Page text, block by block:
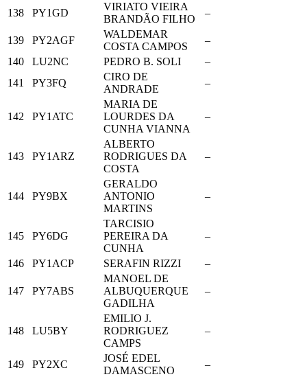
138 PY1GD
VIRIATO VIEIRA
BRANDÃO FILHO
–
139 PY2AGF
WALDEMAR
COSTA CAMPOS
–
140
LU2NC PEDRO B. SOLI
–
141
PY3FQ
CIRO DE
ANDRADE
–
142 PY1ATC
MARIA DE
LOURDES DA
CUNHA VIANNA
–
143 PY1ARZ
ALBERTO
RODRIGUES DA
COSTA
–
144 PY9BX
GERALDO
ANTONIO
MARTINS
–
145 PY6DG
TARCISIO
PEREIRA DA
CUNHA
–
146 PY1ACP SERAFIN RIZZI –
147 PY7ABS
MANOEL DE
ALBUQUERQUE
GADILHA
–
148 LU5BY
EMILIO J.
RODRIGUEZ
CAMPS
–
149 PY2XC
JOSÉ EDEL
DAMASCENO
–